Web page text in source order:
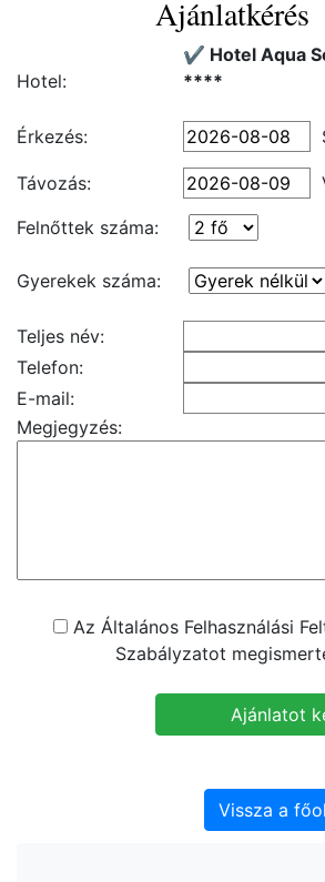
Ajánlatkérés
Hotel:
✔️ Hotel Aqua
****
Érkezés:
Távozás:
Felnőttek száma:
Gyerekek száma:
Teljes név:
Telefon:
E-mail:
Megjegyzés:
Az Általános Felhasználási
Szabályzatot
Vissza a